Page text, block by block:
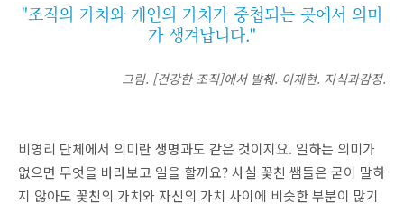
"조직의 가치와 개인의 가치가 중첩되는 곳에서 의미
가 생겨납니다."
그림. [건강한 조직]에서 발췌. 이재현. 지식과감정.
비영리 단체에서 의미란 생명과도 같은 것이지요. 일하는 의미가
없으면 무엇을 바라보고 일을 할까요? 사실 꽃친 쌤들은 굳이 말하
지 않아도 꽃친의 가치와 자신의 가치 사이에 비슷한 부분이 많기